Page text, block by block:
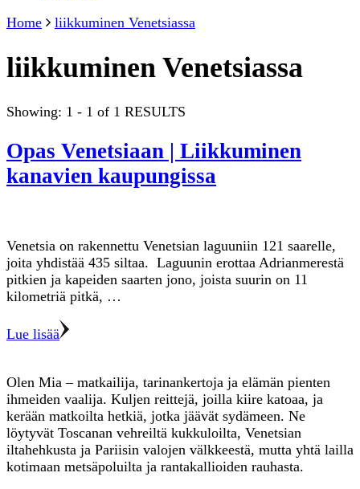
Home
liikkuminen Venetsiassa
liikkuminen Venetsiassa
Showing: 1 - 1 of 1 RESULTS
Opas Venetsiaan | Liikkuminen
kanavien kaupungissa
Venetsia on rakennettu Venetsian laguuniin 121 saarelle,
joita yhdistää 435 siltaa. Laguunin erottaa Adrianmerestä
pitkien ja kapeiden saarten jono, joista suurin on 11
kilometriä pitkä, …
Lue lisää
Olen Mia – matkailija, tarinankertoja ja elämän pienten
ihmeiden vaalija. Kuljen reittejä, joilla kiire katoaa, ja
kerään matkoilta hetkiä, jotka jäävät sydämeen. Ne
löytyvät Toscanan vehreiltä kukkuloilta, Venetsian
iltahehkusta ja Pariisin valojen välkkeestä, mutta yhtä lailla
kotimaan metsäpoluilta ja rantakallioiden rauhasta.